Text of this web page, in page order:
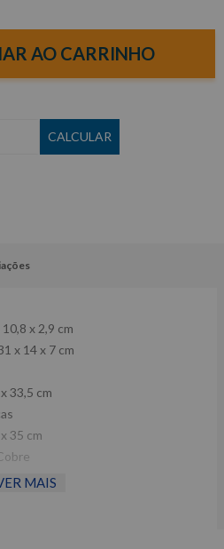
AO CARRINHO
x 2,9 cm
x 14 x 7 cm
33,5 cm
35 cm
MAIS